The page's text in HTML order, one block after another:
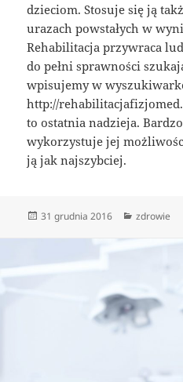
dzieciom. Stosuje się ją
urazach powstałych w
Rehabilitacja przywraca
do pełni sprawności
wpisujemy w
http://
to ostatnia nadzieja.
wykorzystuje jej
ją jak najszybciej.
Data
31 grudnia 2016 Kategorie
zdrowie